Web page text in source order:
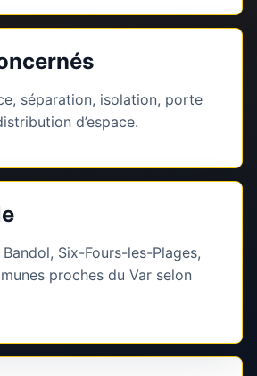
séparation, isolation, porte
d’espace.
Six-Fours-les-Plages,
proches du Var selon